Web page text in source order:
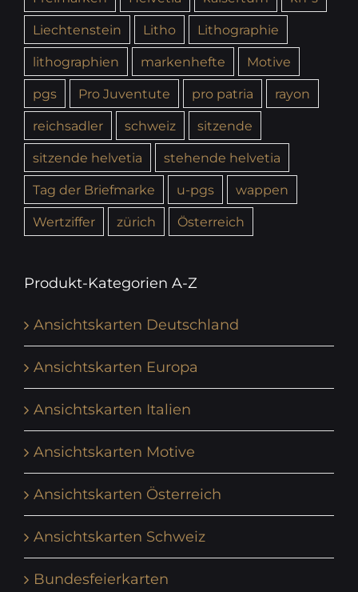
Liechtenstein
Litho
Lithographie
lithographien
markenhefte
Motive
pgs
Pro Juventute pro patria
rayon
reichsadler
schweiz
sitzende
sitzende helvetia
stehende helvetia
Tag der Briefmarke
u-pgs
wappen
Wertziffer
zürich Österreich
Produkt-Kategorien A-Z
Ansichtskarten Deutschland
Ansichtskarten Europa
Ansichtskarten Italien
Ansichtskarten Motive
Ansichtskarten Österreich
Ansichtskarten Schweiz
Bundesfeierkarten